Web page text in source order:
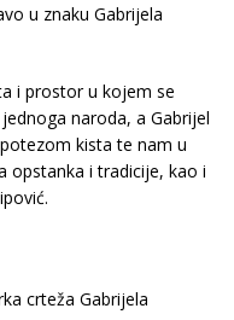
u znaku Gabrijela
i prostor u kojem se
naroda, a Gabrijel
kista te nam u
opstanka i tradicije, kao i